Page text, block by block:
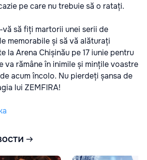
pe care nu trebuie să o ratați.
să fiți martorii unei serii de
memorabile și să vă alăturați
la Arena Chișinău pe 17 iunie pentru
va rămâne în inimile și mințile voastre
acum încolo. Nu pierdeți șansa de
lui ZEMFIRA!